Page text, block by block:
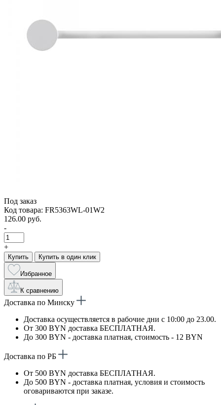
Под заказ
Код товара: FR5363WL-01W2
126.00 руб.
-
+
Купить Купить в один клик
Избранное
К сравнению
Доставка по Минску
Доставка осуществляется в рабочие дни с 10:00 до 23.00.
От 300 BYN доставка БЕСПЛАТНАЯ.
До 300 BYN - доставка платная, стоимость - 12 BYN
Доставка по РБ
От 500 BYN доставка БЕСПЛАТНАЯ.
До 500 BYN - доставка платная, условия и стоимость
оговариваются при заказе.